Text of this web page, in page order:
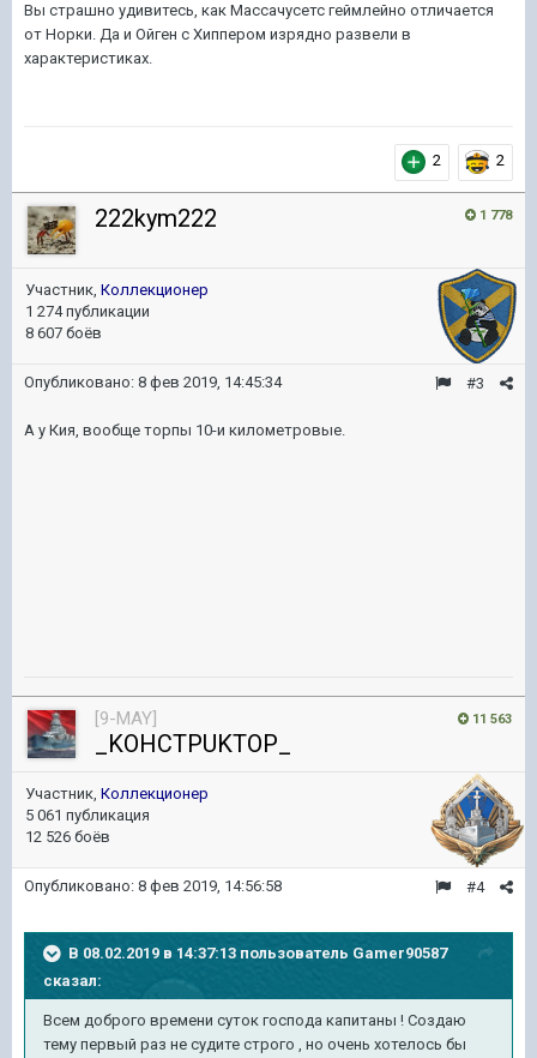
Вы страшно удивитесь, как Массачусетс геймлейно отличается
от Норки. Да и Ойген с Хиппером изрядно развели в
характеристиках.
2 2
1 778
222kym222
Участник, Коллекционер
1 274 публикации
8 607 боёв
#3
Опубликовано: 8 фев 2019, 14:45:34
А у Кия, вообще торпы 10-и километровые.
11 563
[9-MAY]
_KOHCTPUKTOP_
Участник, Коллекционер
5 061 публикация
12 526 боёв
#4
Опубликовано: 8 фев 2019, 14:56:58
В 08.02.2019 в 14:37:13 пользователь Gamer90587
сказал:
Всем доброго времени суток господа капитаны ! Создаю
тему первый раз не судите строго , но очень хотелось бы